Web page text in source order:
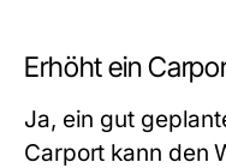
Erhöht ein
Ja, ein gut
Carport kann den